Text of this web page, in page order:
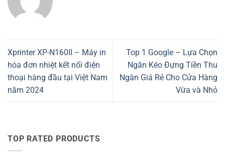
Xprinter XP-N160II – Máy in
hóa đơn nhiệt kết nối điện
thoại hàng đầu tại Việt Nam
năm 2024
Top 1 Google – Lựa Chọn
Ngăn Kéo Đựng Tiền Thu
Ngân Giá Rẻ Cho Cửa Hàng
Vừa và Nhỏ
TOP RATED PRODUCTS